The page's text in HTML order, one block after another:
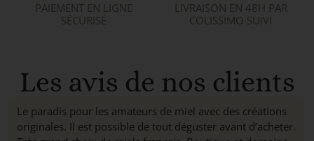
PAIEMENT EN LIGNE
SÉCURISÉ
LIVRAISON EN 48H PAR
COLISSIMO SUIVI
Les avis de nos clients
Le paradis pour les amateurs de miel avec des créations
originales. Il est possible de tout déguster avant d’acheter.